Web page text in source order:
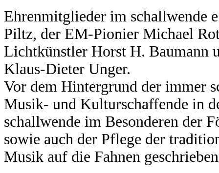
Ehrenmitglieder im schallwende
Piltz, der EM-Pionier Michael
Lichtkünstler Horst H. Baumann
Klaus-Dieter Unger.
Vor dem Hintergrund der immer
Musik- und Kulturschaffende in
schallwende im Besonderen der
sowie auch der Pflege der
Musik auf die Fahnen